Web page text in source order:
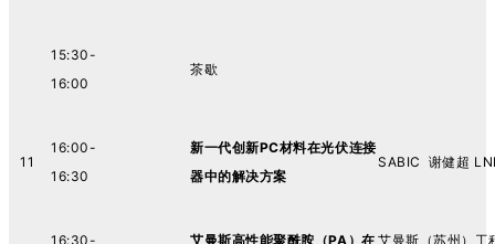
15:30-
16:00
茶歇
11
16:00-
16:30
新一代创新PC材料在光伏连接
器中的解决方案
SABIC 谢健超
16:30- 艾曼斯高性能聚酰胺（PA）在 艾曼斯（苏州）